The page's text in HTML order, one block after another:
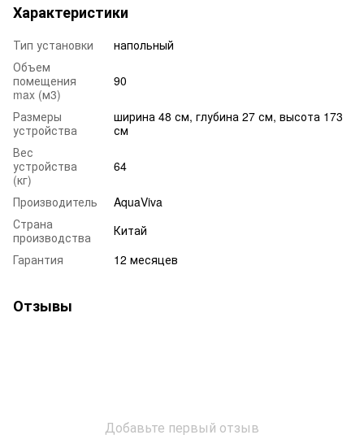
Характеристики
Тип установки
напольный
Объем
помещения
max (м3)
90
Размеры
устройства
ширина 48 см, глубина 27 см, высота 173
см
Вес
устройства
(кг)
64
Производитель
AquaViva
Страна
производства
Китай
Гарантия
12 месяцев
Отзывы
Добавьте первый отзыв